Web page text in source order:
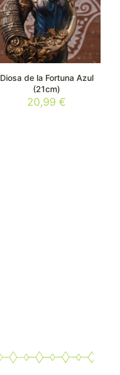
Diosa de la Fortuna Azul
(21cm)
20,99€